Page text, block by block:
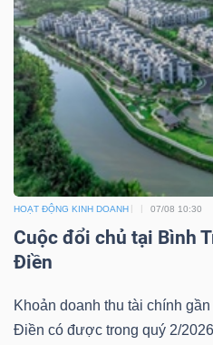
HOẠT ĐỘNG KINH DOANH 07/08 10:30
Cuộc đổi chủ tại Bình
Điền
Khoản doanh thu tài chính
Điền có được trong quý 2/